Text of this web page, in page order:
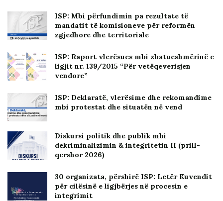
ISP: Mbi përfundimin pa rezultate të
mandatit të komisioneve për reformën
zgjedhore dhe territoriale
ISP: Raport vlerësues mbi zbatueshmërinë e
ligjit nr. 139/2015 “Për vetëqeverisjen
vendore”
ISP: Deklaratë, vlerësime dhe rekomandime
mbi protestat dhe situatën në vend
Diskursi politik dhe publik mbi
dekriminalizimin & integritetin II (prill-
qershor 2026)
30 organizata, përshirë ISP: Letër Kuvendit
për cilësinë e ligjbërjes në procesin e
integrimit